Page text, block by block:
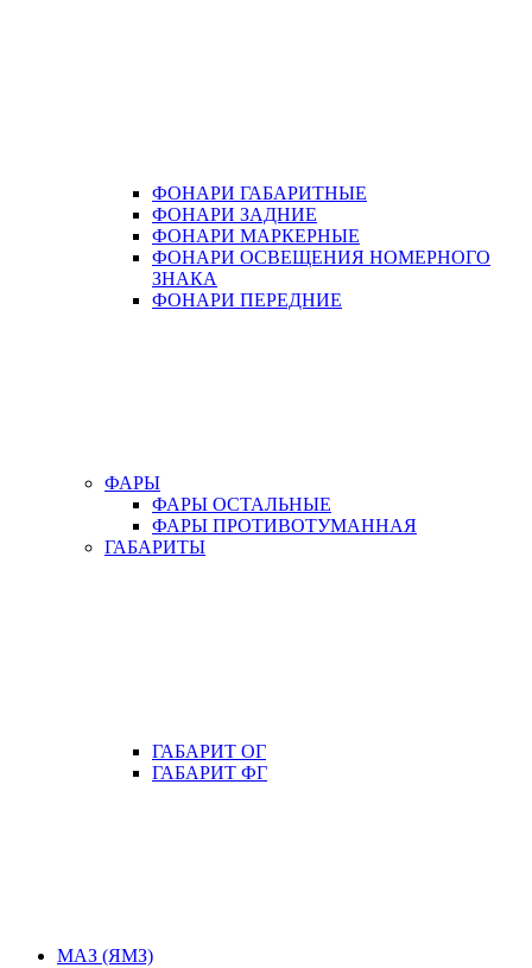
ФОНАРИ ГАБАРИТНЫЕ
ФОНАРИ ЗАДНИЕ
ФОНАРИ МАРКЕРНЫЕ
ФОНАРИ ОСВЕЩЕНИЯ НОМЕРНОГО
ЗНАКА
ФОНАРИ ПЕРЕДНИЕ
ФАРЫ
ФАРЫ ОСТАЛЬНЫЕ
ФАРЫ ПРОТИВОТУМАННАЯ
ГАБАРИТЫ
ГАБАРИТ ОГ
ГАБАРИТ ФГ
МАЗ (ЯМЗ)